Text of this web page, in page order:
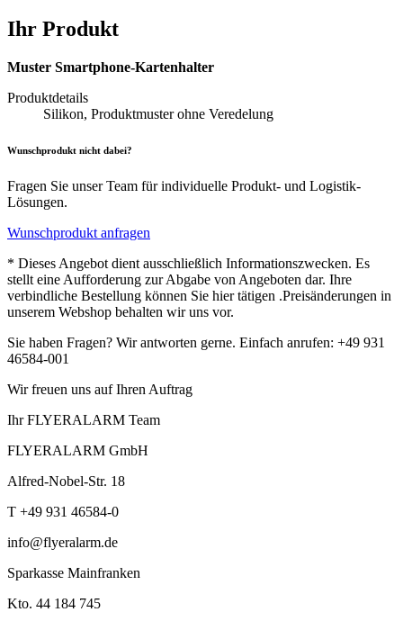
Ihr Produkt
Muster Smartphone-Kartenhalter
Produktdetails
Silikon, Produktmuster ohne Veredelung
Wunschprodukt nicht dabei?
Fragen Sie unser Team für individuelle Produkt- und Logistik-
Lösungen.
Wunschprodukt anfragen
* Dieses Angebot dient ausschließlich Informationszwecken. Es
stellt eine Aufforderung zur Abgabe von Angeboten dar. Ihre
verbindliche Bestellung können Sie hier tätigen .Preisänderungen in
unserem Webshop behalten wir uns vor.
Sie haben Fragen? Wir antworten gerne. Einfach anrufen: +49 931
46584-001
Wir freuen uns auf Ihren Auftrag
Ihr FLYERALARM Team
FLYERALARM GmbH
Alfred-Nobel-Str. 18
T +49 931 46584-0
info@flyeralarm.de
Sparkasse Mainfranken
Kto. 44 184 745